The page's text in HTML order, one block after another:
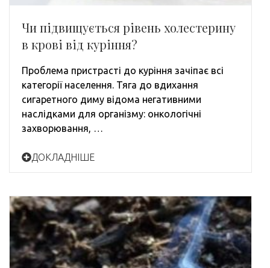
Чи підвищується рівень холестерину
в крові від куріння?
Проблема пристрасті до куріння зачіпає всі
категорії населення. Тяга до вдихання
сигаретного диму відома негативними
наслідками для організму: онкологічні
захворювання, …
ДОКЛАДНІШЕ